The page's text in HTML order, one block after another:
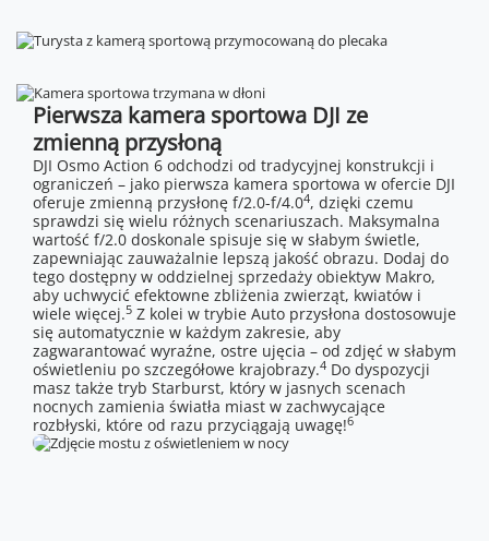
Pierwsza kamera sportowa DJI ze
zmienną przysłoną
DJI Osmo Action 6 odchodzi od tradycyjnej konstrukcji i
ograniczeń – jako pierwsza kamera sportowa w ofercie DJI
oferuje zmienną przysłonę f/2.0-f/4.04, dzięki czemu
sprawdzi się wielu różnych scenariuszach. Maksymalna
wartość f/2.0 doskonale spisuje się w słabym świetle,
zapewniając zauważalnie lepszą jakość obrazu. Dodaj do
tego dostępny w oddzielnej sprzedaży obiektyw Makro,
aby uchwycić efektowne zbliżenia zwierząt, kwiatów i
wiele więcej.5 Z kolei w trybie Auto przysłona dostosowuje
się automatycznie w każdym zakresie, aby
zagwarantować wyraźne, ostre ujęcia – od zdjęć w słabym
oświetleniu po szczegółowe krajobrazy.4 Do dyspozycji
masz także tryb Starburst, który w jasnych scenach
nocnych zamienia światła miast w zachwycające
rozbłyski, które od razu przyciągają uwagę!6